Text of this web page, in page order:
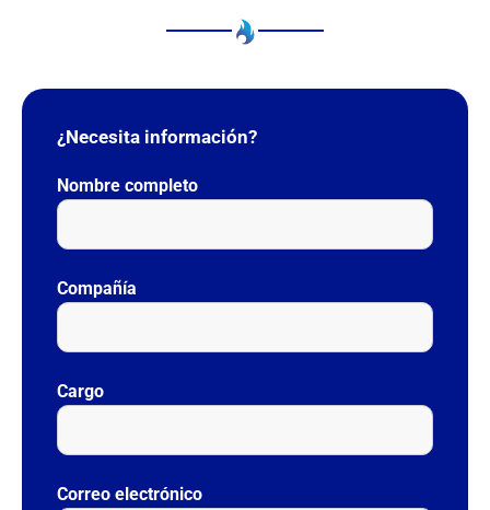
¿Necesita información?
Nombre completo
Compañía
Cargo
Correo electrónico